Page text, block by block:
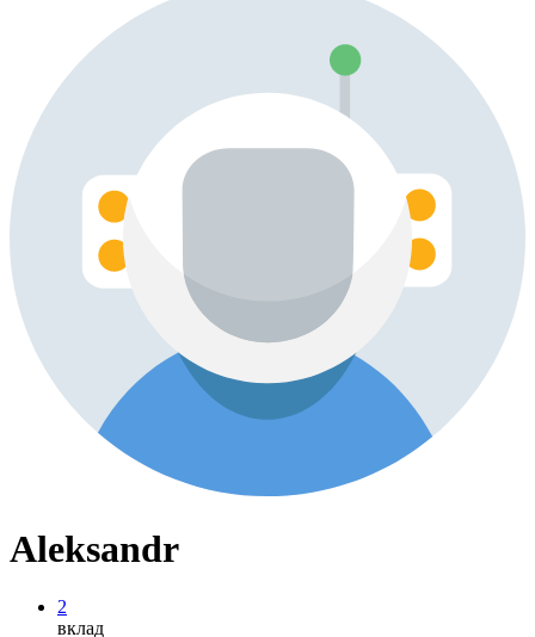
Aleksandr
2
вклад